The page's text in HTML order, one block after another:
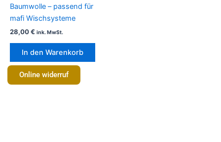
Baumwolle – passend für
mafi Wischsysteme
28,00€ ink. MwSt.
In den Warenkorb
Online widerruf